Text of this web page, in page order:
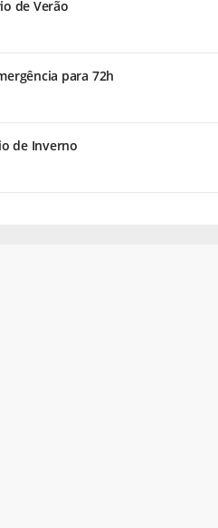
de Verão
para 72h
de Inverno